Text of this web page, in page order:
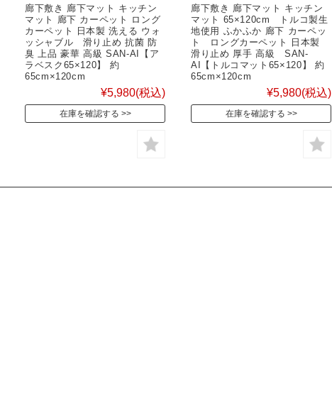
廊下敷き 廊下マット キッチン
マット 廊下 カーペット ロング
カーペット 日本製 洗える ウォ
ッシャブル 滑り止め 抗菌 防
臭 上品 豪華 高級 SAN-AI【ア
ラベスク65×120】 約
65cm×120cm
¥5,980(税込)
在庫を確認する
廊下敷き 廊下マット キッチン
マット 65×120cm トルコ製生
地使用 ふかふか 廊下 カーペッ
ト ロングカーペット 日本製
滑り止め 厚手 高級 SAN-
AI【トルコマット65×120】 約
65cm×120cm
¥5,980(税込)
在庫を確認する